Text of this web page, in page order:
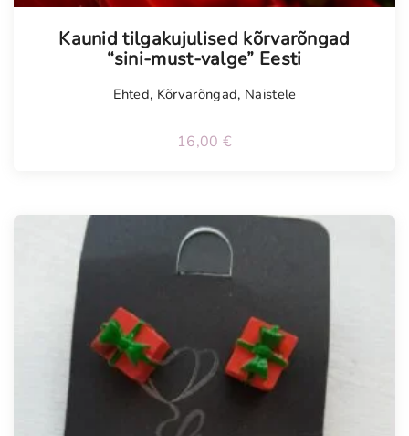
Kaunid tilgakujulised kõrvarõngad
“sini-must-valge” Eesti
Ehted, Kõrvarõngad, Naistele
16,00 €